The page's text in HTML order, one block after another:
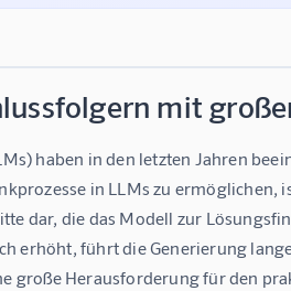
mit
haben in den letzten Jahren
in LLMs zu
dar, die das Modell zur
erhöht, führt die Generierung
große Herausforderung für den